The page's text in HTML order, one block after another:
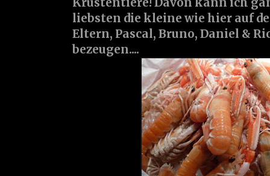
liebsten die kleine wie hier auf
Eltern, Pascal, Bruno, Daniel &
bezeugen....